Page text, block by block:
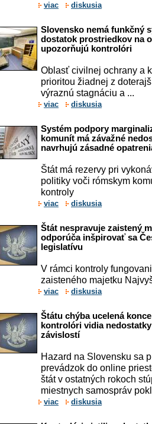
viac diskusia
Slovensko nemá funkčný
dostatok prostriedkov na
upozorňujú kontrolóri
Oblasť civilnej ochrany a
prioritou žiadnej z
výraznú stagnáciu a ...
viac diskusia
Systém podpory
komunít má závažné
navrhujú zásadné
Štát má rezervy pri
politiky voči rómskym
kontroly
viac diskusia
Štát nespravuje zaistený
odporúča inšpirovať sa
legislatívu
V rámci kontroly
zaisteného majetku
viac diskusia
Štátu chýba ucelená
kontrolóri vidia
závislostí
Hazard na Slovensku sa
prevádzok do online
štát v ostatných rokoch
miestnych samospráv
viac diskusia